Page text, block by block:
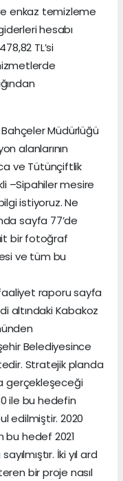
enkaz temizleme
hesabı
TL’si
Müdürlüğü
alanlarının
ve Tütünçiftlik
–Sipahiler mesire
istiyoruz. Ne
sayfa 77’de
bir fotoğraf
ve tüm bu
raporu sayfa
altındaki Kabakoz
Belediyesince
Stratejik planda
gerçekleşeceği
ile bu hedefin
edilmiştir. 2020
bu hedef 2021
sayılmıştır. İki yıl ard
bir proje nasıl